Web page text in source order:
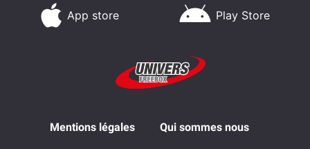
App store Play Store
Mentions légales Qui sommes nous